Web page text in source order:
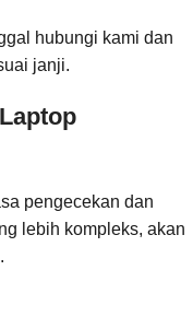
hubungi kami dan
janji.
pengecekan dan
lebih kompleks, akan